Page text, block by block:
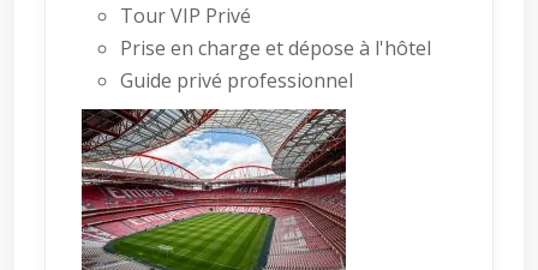
Tour VIP Privé
Prise en charge et dépose à l'hôtel
Guide privé professionnel